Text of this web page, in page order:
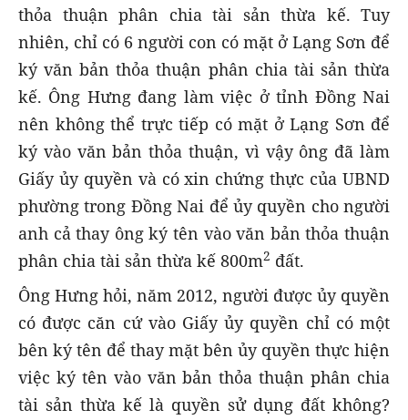
thỏa thuận phân chia tài sản thừa kế. Tuy
nhiên, chỉ có 6 người con có mặt ở Lạng Sơn để
ký văn bản thỏa thuận phân chia tài sản thừa
kế. Ông Hưng đang làm việc ở tỉnh Đồng Nai
nên không thể trực tiếp có mặt ở Lạng Sơn để
ký vào văn bản thỏa thuận, vì vậy ông đã làm
Giấy ủy quyền và có xin chứng thực của UBND
phường trong Đồng Nai để ủy quyền cho người
anh cả thay ông ký tên vào văn bản thỏa thuận
phân chia tài sản thừa kế 800m2 đất.
Ông Hưng hỏi, năm 2012, người được ủy quyền
có được căn cứ vào Giấy ủy quyền chỉ có một
bên ký tên để thay mặt bên ủy quyền thực hiện
việc ký tên vào văn bản thỏa thuận phân chia
tài sản thừa kế là quyền sử dụng đất không?